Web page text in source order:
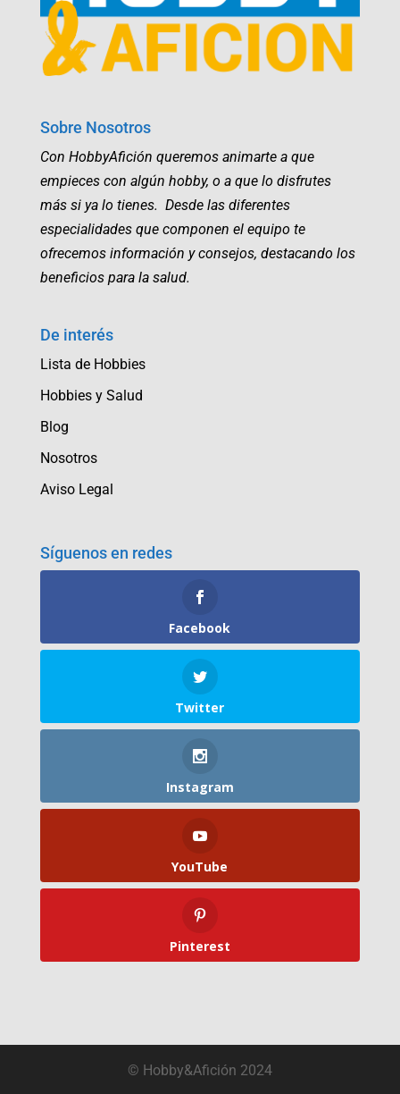
Sobre Nosotros
Con HobbyAfición queremos animarte a que
empieces con algún hobby, o a que lo disfrutes
más si ya lo tienes. Desde las diferentes
especialidades que componen el equipo te
ofrecemos información y consejos, destacando los
beneficios para la salud.
De interés
Lista de Hobbies
Hobbies y Salud
Blog
Nosotros
Aviso Legal
Síguenos en redes
Facebook
Twitter
Instagram
YouTube
Pinterest
© Hobby&Afición 2024